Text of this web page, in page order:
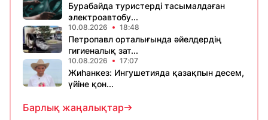
Бурабайда туристерді тасымалдаған
электроавтобу...
10.08.2026 18:48
Петропавл орталығында әйелдердің
гигиеналық зат...
10.08.2026 17:07
Жиһанкез: Ингушетияда қазақпын десем,
үйіне қон...
Барлық жаңалықтар